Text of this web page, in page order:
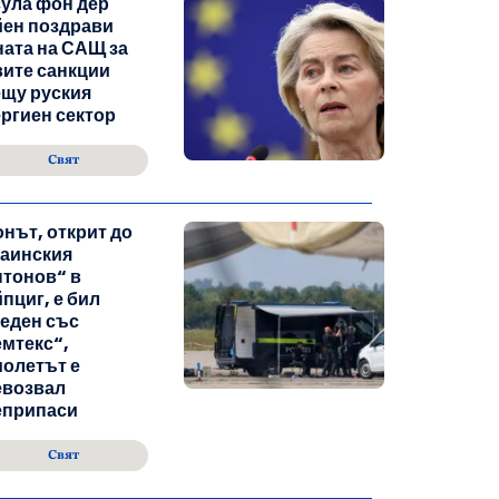
поздрави
на САЩ за
санкции
руския
сектор
Свят
открит до
в
е бил
със
е
Свят